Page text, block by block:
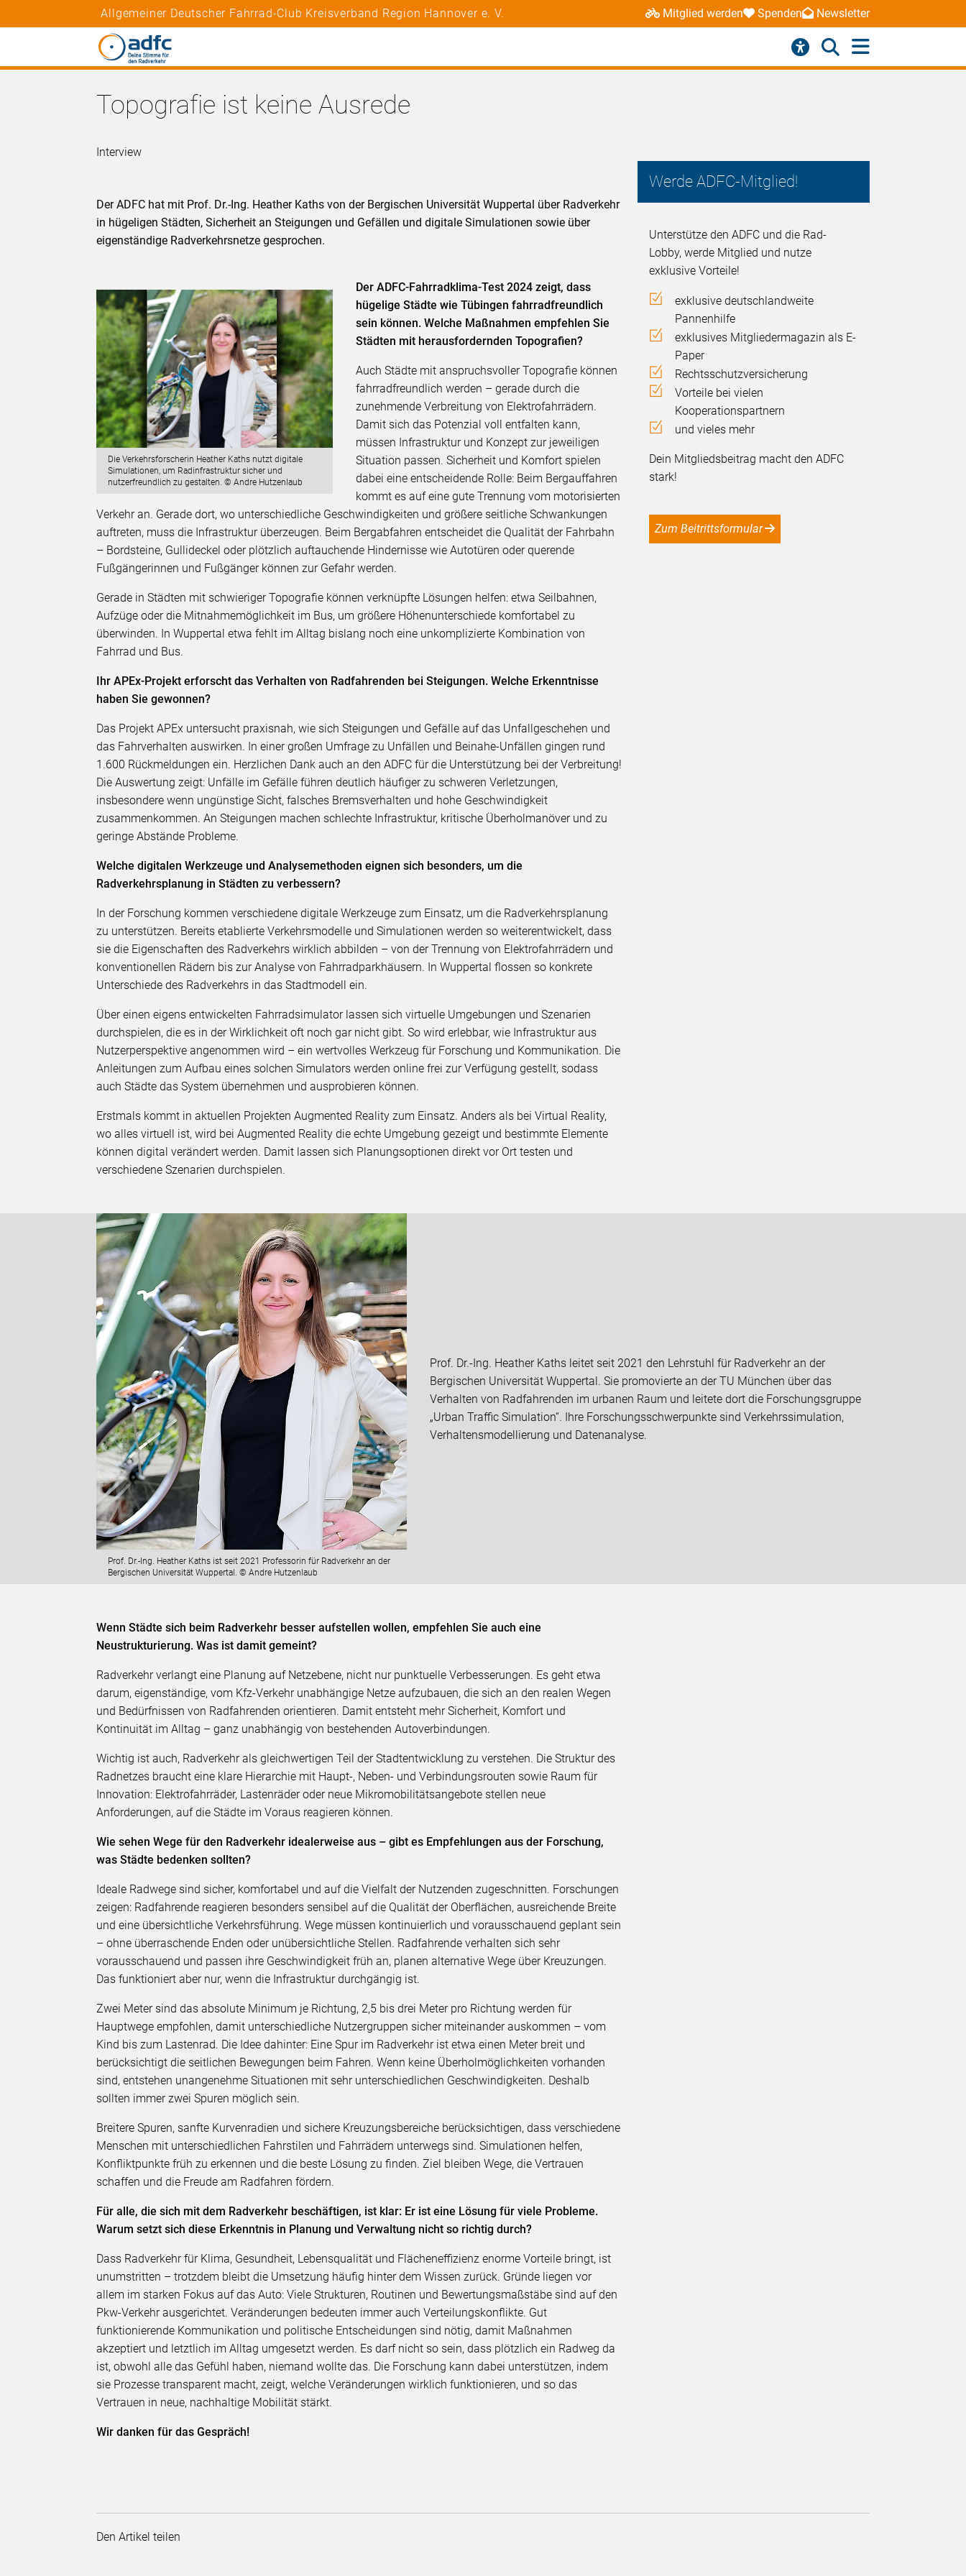
Allgemeiner Deutscher Fahrrad-Club Kreisverband Region Hannover e. V. Mitglied werden Spenden Newsletter
Topografie ist keine Ausrede
Interview
Werde ADFC-Mitglied!
Unterstütze den ADFC und die Rad-
Lobby, werde Mitglied und nutze
exklusive Vorteile!
exklusive deutschlandweite
Pannenhilfe
exklusives Mitgliedermagazin als E-
Paper
Rechtsschutzversicherung
Vorteile bei vielen
Kooperationspartnern
und vieles mehr
Dein Mitgliedsbeitrag macht den ADFC
stark!
Zum Beitrittsformular
Der ADFC hat mit Prof. Dr.-Ing. Heather Kaths von der Bergischen Universität Wuppertal über Radverkehr
in hügeligen Städten, Sicherheit an Steigungen und Gefällen und digitale Simulationen sowie über
eigenständige Radverkehrsnetze gesprochen.
Die Verkehrsforscherin Heather Kaths nutzt digitale
Simulationen, um Radinfrastruktur sicher und
nutzerfreundlich zu gestalten. © Andre Hutzenlaub
Der ADFC-Fahrradklima-Test 2024 zeigt, dass
hügelige Städte wie Tübingen fahrradfreundlich
sein können. Welche Maßnahmen empfehlen Sie
Städten mit herausfordernden Topografien?
Auch Städte mit anspruchsvoller Topografie können
fahrradfreundlich werden – gerade durch die
zunehmende Verbreitung von Elektrofahrrädern.
Damit sich das Potenzial voll entfalten kann,
müssen Infrastruktur und Konzept zur jeweiligen
Situation passen. Sicherheit und Komfort spielen
dabei eine entscheidende Rolle: Beim Bergauffahren
kommt es auf eine gute Trennung vom motorisierten
Verkehr an. Gerade dort, wo unterschiedliche Geschwindigkeiten und größere seitliche Schwankungen
auftreten, muss die Infrastruktur überzeugen. Beim Bergabfahren entscheidet die Qualität der Fahrbahn
– Bordsteine, Gullideckel oder plötzlich auftauchende Hindernisse wie Autotüren oder querende
Fußgängerinnen und Fußgänger können zur Gefahr werden.
Gerade in Städten mit schwieriger Topografie können verknüpfte Lösungen helfen: etwa Seilbahnen,
Aufzüge oder die Mitnahmemöglichkeit im Bus, um größere Höhenunterschiede komfortabel zu
überwinden. In Wuppertal etwa fehlt im Alltag bislang noch eine unkomplizierte Kombination von
Fahrrad und Bus.
Ihr APEx-Projekt erforscht das Verhalten von Radfahrenden bei Steigungen. Welche Erkenntnisse
haben Sie gewonnen?
Das Projekt APEx untersucht praxisnah, wie sich Steigungen und Gefälle auf das Unfallgeschehen und
das Fahrverhalten auswirken. In einer großen Umfrage zu Unfällen und Beinahe-Unfällen gingen rund
1.600 Rückmeldungen ein. Herzlichen Dank auch an den ADFC für die Unterstützung bei der Verbreitung!
Die Auswertung zeigt: Unfälle im Gefälle führen deutlich häufiger zu schweren Verletzungen,
insbesondere wenn ungünstige Sicht, falsches Bremsverhalten und hohe Geschwindigkeit
zusammenkommen. An Steigungen machen schlechte Infrastruktur, kritische Überholmanöver und zu
geringe Abstände Probleme.
Welche digitalen Werkzeuge und Analysemethoden eignen sich besonders, um die
Radverkehrsplanung in Städten zu verbessern?
In der Forschung kommen verschiedene digitale Werkzeuge zum Einsatz, um die Radverkehrsplanung
zu unterstützen. Bereits etablierte Verkehrsmodelle und Simulationen werden so weiterentwickelt, dass
sie die Eigenschaften des Radverkehrs wirklich abbilden – von der Trennung von Elektrofahrrädern und
konventionellen Rädern bis zur Analyse von Fahrradparkhäusern. In Wuppertal flossen so konkrete
Unterschiede des Radverkehrs in das Stadtmodell ein.
Über einen eigens entwickelten Fahrradsimulator lassen sich virtuelle Umgebungen und Szenarien
durchspielen, die es in der Wirklichkeit oft noch gar nicht gibt. So wird erlebbar, wie Infrastruktur aus
Nutzerperspektive angenommen wird – ein wertvolles Werkzeug für Forschung und Kommunikation. Die
Anleitungen zum Aufbau eines solchen Simulators werden online frei zur Verfügung gestellt, sodass
auch Städte das System übernehmen und ausprobieren können.
Erstmals kommt in aktuellen Projekten Augmented Reality zum Einsatz. Anders als bei Virtual Reality,
wo alles virtuell ist, wird bei Augmented Reality die echte Umgebung gezeigt und bestimmte Elemente
können digital verändert werden. Damit lassen sich Planungsoptionen direkt vor Ort testen und
verschiedene Szenarien durchspielen.
Prof. Dr.-Ing. Heather Kaths ist seit 2021 Professorin für Radverkehr an der
Bergischen Universität Wuppertal. © Andre Hutzenlaub
Prof. Dr.-Ing. Heather Kaths leitet seit 2021 den Lehrstuhl für Radverkehr an der
Bergischen Universität Wuppertal. Sie promovierte an der TU München über das
Verhalten von Radfahrenden im urbanen Raum und leitete dort die Forschungsgruppe
„Urban Traffic Simulation“. Ihre Forschungsschwerpunkte sind Verkehrssimulation,
Verhaltensmodellierung und Datenanalyse.
Wenn Städte sich beim Radverkehr besser aufstellen wollen, empfehlen Sie auch eine
Neustrukturierung. Was ist damit gemeint?
Radverkehr verlangt eine Planung auf Netzebene, nicht nur punktuelle Verbesserungen. Es geht etwa
darum, eigenständige, vom Kfz-Verkehr unabhängige Netze aufzubauen, die sich an den realen Wegen
und Bedürfnissen von Radfahrenden orientieren. Damit entsteht mehr Sicherheit, Komfort und
Kontinuität im Alltag – ganz unabhängig von bestehenden Autoverbindungen.
Wichtig ist auch, Radverkehr als gleichwertigen Teil der Stadtentwicklung zu verstehen. Die Struktur des
Radnetzes braucht eine klare Hierarchie mit Haupt-, Neben- und Verbindungsrouten sowie Raum für
Innovation: Elektrofahrräder, Lastenräder oder neue Mikromobilitätsangebote stellen neue
Anforderungen, auf die Städte im Voraus reagieren können.
Wie sehen Wege für den Radverkehr idealerweise aus – gibt es Empfehlungen aus der Forschung,
was Städte bedenken sollten?
Ideale Radwege sind sicher, komfortabel und auf die Vielfalt der Nutzenden zugeschnitten. Forschungen
zeigen: Radfahrende reagieren besonders sensibel auf die Qualität der Oberflächen, ausreichende Breite
und eine übersichtliche Verkehrsführung. Wege müssen kontinuierlich und vorausschauend geplant sein
– ohne überraschende Enden oder unübersichtliche Stellen. Radfahrende verhalten sich sehr
vorausschauend und passen ihre Geschwindigkeit früh an, planen alternative Wege über Kreuzungen.
Das funktioniert aber nur, wenn die Infrastruktur durchgängig ist.
Zwei Meter sind das absolute Minimum je Richtung, 2,5 bis drei Meter pro Richtung werden für
Hauptwege empfohlen, damit unterschiedliche Nutzergruppen sicher miteinander auskommen – vom
Kind bis zum Lastenrad. Die Idee dahinter: Eine Spur im Radverkehr ist etwa einen Meter breit und
berücksichtigt die seitlichen Bewegungen beim Fahren. Wenn keine Überholmöglichkeiten vorhanden
sind, entstehen unangenehme Situationen mit sehr unterschiedlichen Geschwindigkeiten. Deshalb
sollten immer zwei Spuren möglich sein.
Breitere Spuren, sanfte Kurvenradien und sichere Kreuzungsbereiche berücksichtigen, dass verschiedene
Menschen mit unterschiedlichen Fahrstilen und Fahrrädern unterwegs sind. Simulationen helfen,
Konfliktpunkte früh zu erkennen und die beste Lösung zu finden. Ziel bleiben Wege, die Vertrauen
schaffen und die Freude am Radfahren fördern.
Für alle, die sich mit dem Radverkehr beschäftigen, ist klar: Er ist eine Lösung für viele Probleme.
Warum setzt sich diese Erkenntnis in Planung und Verwaltung nicht so richtig durch?
Dass Radverkehr für Klima, Gesundheit, Lebensqualität und Flächeneffizienz enorme Vorteile bringt, ist
unumstritten – trotzdem bleibt die Umsetzung häufig hinter dem Wissen zurück. Gründe liegen vor
allem im starken Fokus auf das Auto: Viele Strukturen, Routinen und Bewertungsmaßstäbe sind auf den
Pkw-Verkehr ausgerichtet. Veränderungen bedeuten immer auch Verteilungskonflikte. Gut
funktionierende Kommunikation und politische Entscheidungen sind nötig, damit Maßnahmen
akzeptiert und letztlich im Alltag umgesetzt werden. Es darf nicht so sein, dass plötzlich ein Radweg da
ist, obwohl alle das Gefühl haben, niemand wollte das. Die Forschung kann dabei unterstützen, indem
sie Prozesse transparent macht, zeigt, welche Veränderungen wirklich funktionieren, und so das
Vertrauen in neue, nachhaltige Mobilität stärkt.
Wir danken für das Gespräch!
Den Artikel teilen